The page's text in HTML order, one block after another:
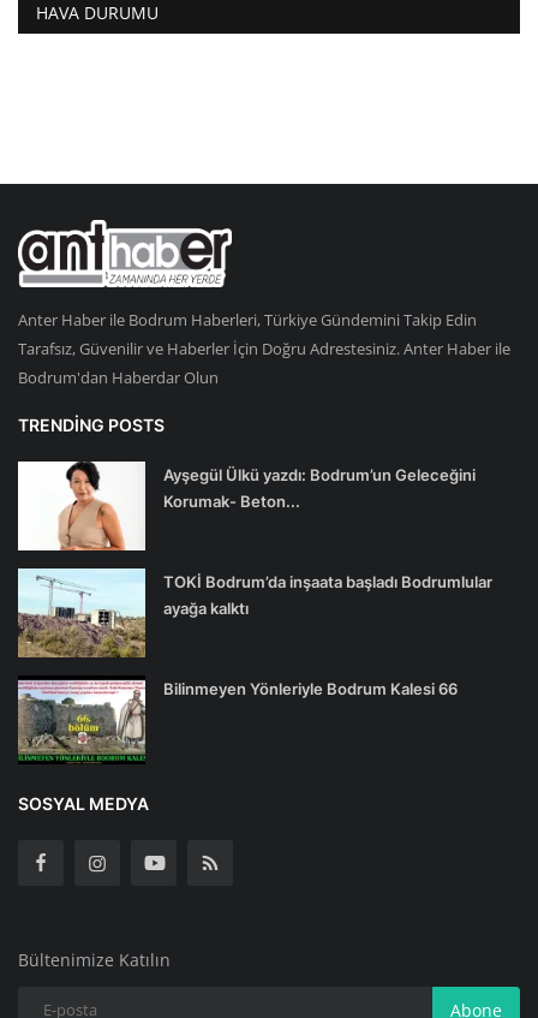
HAVA DURUMU
Anter Haber ile Bodrum Haberleri, Türkiye Gündemini Takip Edin
Tarafsız, Güvenilir ve Haberler İçin Doğru Adrestesiniz. Anter Haber ile
Bodrum'dan Haberdar Olun
TRENDING POSTS
Ayşegül Ülkü yazdı: Bodrum’un Geleceğini
Korumak- Beton...
TOKİ Bodrum’da inşaata başladı Bodrumlular
ayağa kalktı
Bilinmeyen Yönleriyle Bodrum Kalesi 66
SOSYAL MEDYA
Bültenimize Katılın
Abone